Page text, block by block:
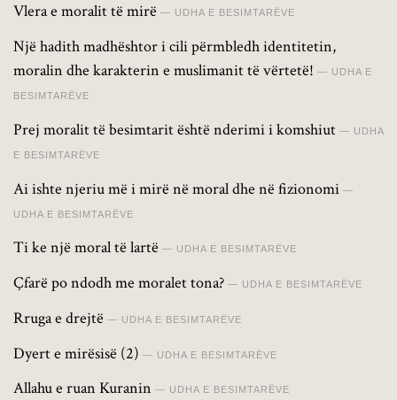
Vlera e moralit të mirë UDHA E BESIMTARËVE
Një hadith madhështor i cili përmbledh identitetin,
moralin dhe karakterin e muslimanit të vërtetë!
UDHA E
BESIMTARËVE
Prej moralit të besimtarit është nderimi i komshiut UDHA
E BESIMTARËVE
Ai ishte njeriu më i mirë në moral dhe në fizionomi
UDHA E BESIMTARËVE
Ti ke një moral të lartë UDHA E BESIMTARËVE
Çfarë po ndodh me moralet tona? UDHA E BESIMTARËVE
Rruga e drejtë UDHA E BESIMTARËVE
Dyert e mirësisë (2) UDHA E BESIMTARËVE
Allahu e ruan Kuranin UDHA E BESIMTARËVE